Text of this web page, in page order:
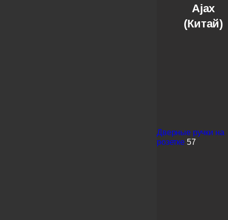
Ajax
(Китай)
Дверные ручки на
розетке 57